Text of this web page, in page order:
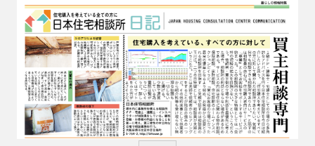
コ
テ
ン
ツ
へ
ス
キ
ッ
プ